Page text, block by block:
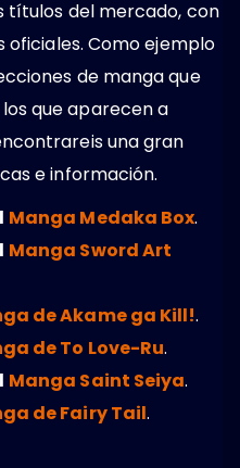
títulos del mercado, con
oficiales. Como ejemplo
de manga que
que aparecen a
una gran
e información.
Manga Medaka Box.
Manga Sword Art
de Akame ga Kill!.
de To Love-Ru.
Manga Saint Seiya.
de Fairy Tail.